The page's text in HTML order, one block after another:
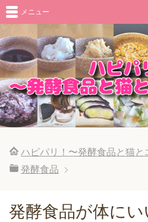
メニュー
ハピパリ！〜発酵食品と猫と
発酵食品
発酵食品が体に